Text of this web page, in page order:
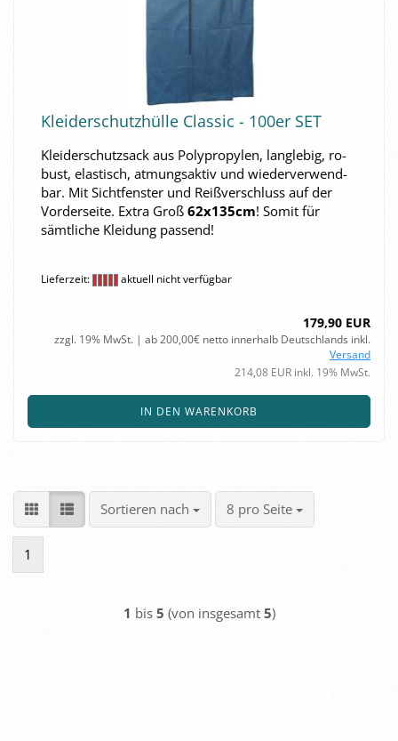
Klei­der­schutz­hül­le Clas­sic - 100er SET
Klei­der­schutz­sack aus Po­ly­pro­py­len, lang­le­big, ro­
bust, elas­tisch, at­mungs­ak­tiv und wie­der­ver­wend­
bar. Mit Sicht­fens­ter und Reiß­ver­schluss auf der
Vor­der­sei­te. Extra Groß 62x135cm! Somit für
sämt­li­che Klei­dung pas­send!
Lieferzeit: aktuell nicht verfügbar
179,90 EUR
zzgl. 19% MwSt. | ab 200,00€ netto innerhalb Deutschlands inkl.
Versand
214,08 EUR inkl. 19% MwSt.
IN DEN WARENKORB
Sortieren nach
Sortieren nach 8 pro Seite
pro Seite
1
1 bis 5 (von insgesamt 5)